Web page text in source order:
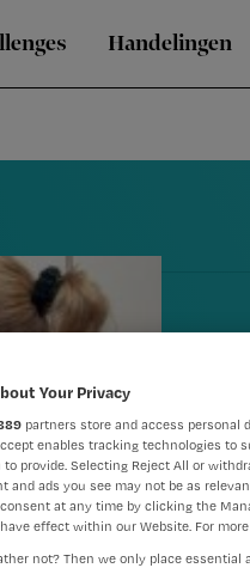
Handelingen
Your Privacy
partners store and access personal
enables tracking technologies to
to provide. Selecting Reject All or
and ads you see may not be as
at any time by clicking the
effect within our Website. For
not? Then we only place